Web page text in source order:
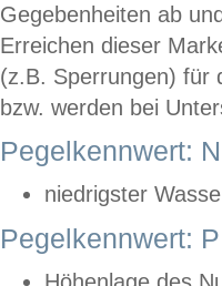
Gegebenheiten ab
Erreichen dieser
(z.B. Sperrungen) für
bzw. werden bei
Pegelkennwert:
niedrigster
Pegelkennwert: